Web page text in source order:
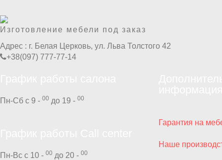
Изготовление мебели под заказ
Адрес : г. Белая Церковь, ул. Льва Толстого 42
+38(097) 777-77-14
Пн-Сб с 9 - 00 до 19 - 00
Пн-Вс с 10 - 00 до 20 - 00
Гарантия на
Наше